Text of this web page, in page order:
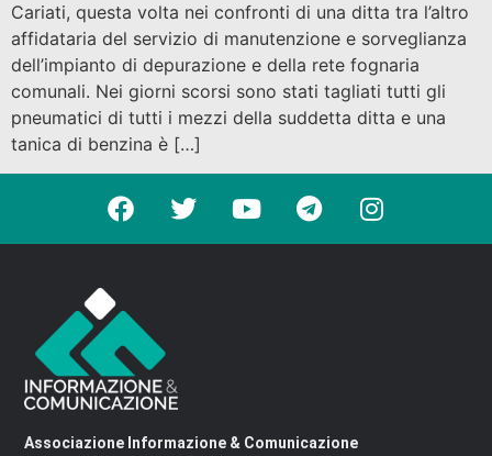
Cariati, questa volta nei confronti di una ditta tra l’altro
affidataria del servizio di manutenzione e sorveglianza
dell’impianto di depurazione e della rete fognaria
comunali. Nei giorni scorsi sono stati tagliati tutti gli
pneumatici di tutti i mezzi della suddetta ditta e una
tanica di benzina è […]
Associazione Informazione & Comunicazione